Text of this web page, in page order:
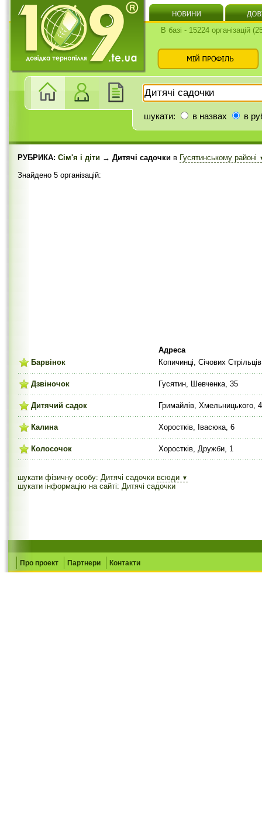
В базі - 15224 організацій
шукати: в назвах в
РУБРИКА: Сім'я і діти → Дитячі садочки в Гусятинському районі
Знайдено 5 організацій:
Адреса
Барвінок
Копичинці, Січових
Дзвіночок Гусятин, Шевченка, 35
Дитячий садок Гримайлів, Хмельницького, 4
Калина Хоростків, Івасюка, 6
Колосочок Хоростків, Дружби, 1
шукати фізичну особу: Дитячі садочки всюди ▼
шукати інформацію на сайті: Дитячі садочки
Про проект Партнери Контакти